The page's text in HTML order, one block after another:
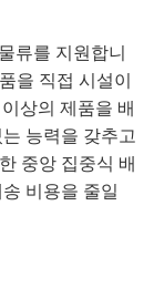
류를 지원합니
을 직접 시설이
상의 제품을 배
능력을 갖추고
중앙 집중식 배
비용을 줄일